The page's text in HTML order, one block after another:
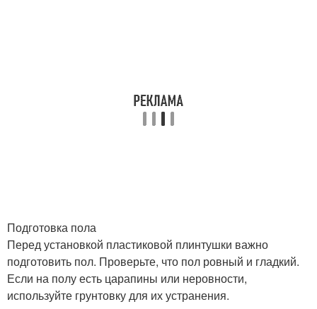
Подготовка пола
Перед установкой пластиковой плинтушки важно
подготовить пол. Проверьте, что пол ровный и гладкий.
Если на полу есть царапины или неровности,
используйте грунтовку для их устранения.